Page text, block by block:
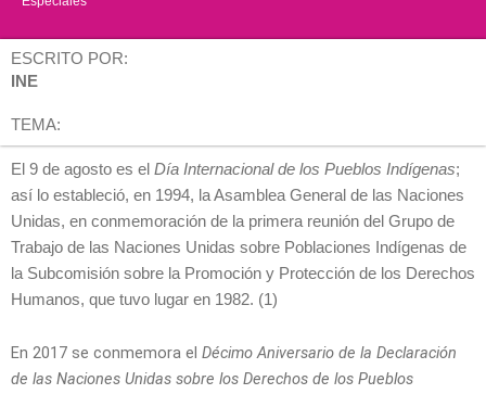
ESCRITO POR:
INE
TEMA:
El 9 de agosto es el Día Internacional de los Pueblos Indígenas;
así lo estableció, en 1994, la Asamblea General de las Naciones
Unidas, en conmemoración de la primera reunión del Grupo de
Trabajo de las Naciones Unidas sobre Poblaciones Indígenas de
la Subcomisión sobre la Promoción y Protección de los Derechos
Humanos, que tuvo lugar en 1982. (1)
En 2017 se conmemora el Décimo Aniversario de la Declaración
de las Naciones Unidas sobre los Derechos de los Pueblos